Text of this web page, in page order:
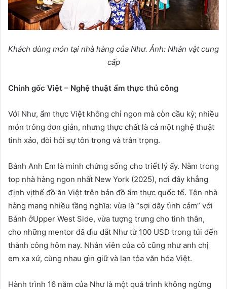
Khách dùng món tại nhà hàng của Như. Ảnh: Nhân vật cung
cấp
Chính gốc Việt – Nghệ thuật ẩm thực thủ công
Với Như, ẩm thực Việt không chỉ ngon mà còn cầu kỳ; nhiều
món trông đơn giản, nhưng thực chất là cả một nghệ thuật
tinh xảo, đòi hỏi sự tôn trọng và trân trọng.
Bánh Anh Em là minh chứng sống cho triết lý ấy. Nằm trong
top nhà hàng ngon nhất New York (2025), nơi đây khẳng
định vịthế đồ ăn Việt trên bản đồ ẩm thực quốc tế. Tên nhà
hàng mang nhiều tầng nghĩa: vừa là “sợi dây tình cảm” với
Bánh ởUpper West Side, vừa tượng trưng cho tình thân,
cho những mentor đã dìu dắt Như từ 100 USD trong túi đến
thành công hôm nay. Nhân viên của cô cũng như anh chị
em xa xứ, cùng nhau gìn giữ và lan tỏa văn hóa Việt.
Hành trình 16 năm của Như là một quá trình không ngừng